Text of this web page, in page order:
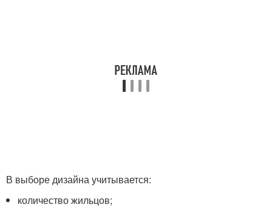
В выборе дизайна учитывается:
количество жильцов;